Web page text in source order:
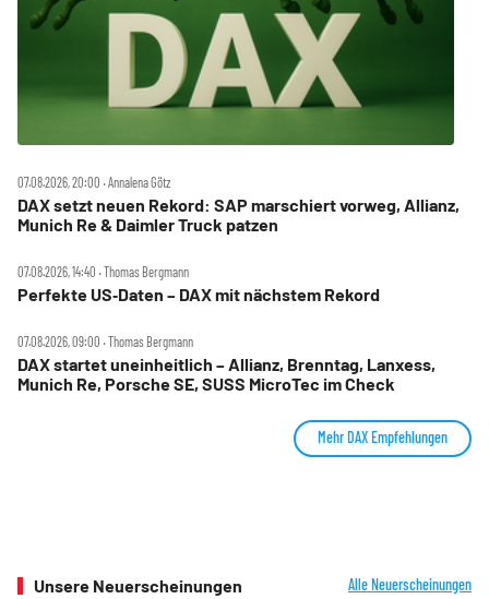
07.08.2026, 20:00 ‧ Annalena Götz
DAX setzt neuen Rekord: SAP marschiert vorweg, Allianz,
Munich Re & Daimler Truck patzen
07.08.2026, 14:40 ‧ Thomas Bergmann
Perfekte US‑Daten – DAX mit nächstem Rekord
07.08.2026, 09:00 ‧ Thomas Bergmann
DAX startet uneinheitlich – Allianz, Brenntag, Lanxess,
Munich Re, Porsche SE, SUSS MicroTec im Check
Mehr DAX Empfehlungen
Unsere Neuerscheinungen Alle Neuerscheinungen